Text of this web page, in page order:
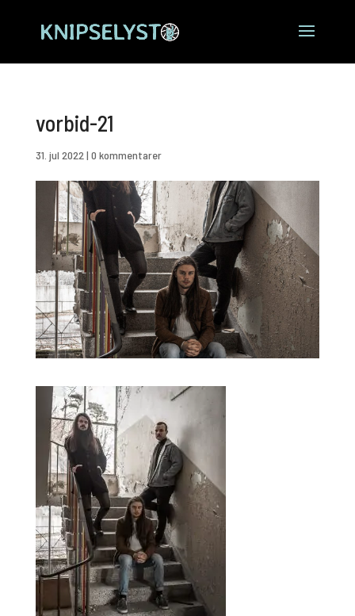
vorbid-21
31. jul 2022 | 0 kommentarer